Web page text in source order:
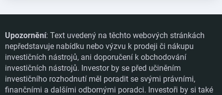
Upozornění: Text uvedený na těchto webových stránkách
nepředstavuje nabídku nebo výzvu k prodeji či nákupu
investičních nástrojů, ani doporučení k obchodování
investičních nástrojů. Investor by se před učiněním
investičního rozhodnutí měl poradit se svými právními,
finančními a dalšími odbornými poradci. Investoři by si také